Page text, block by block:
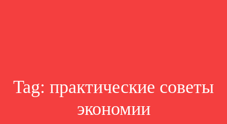
Tag: практические советы
экономии